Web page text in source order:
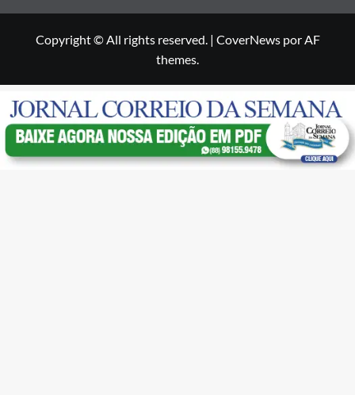
Copyright © All rights reserved. | CoverNewspor AF
themes.